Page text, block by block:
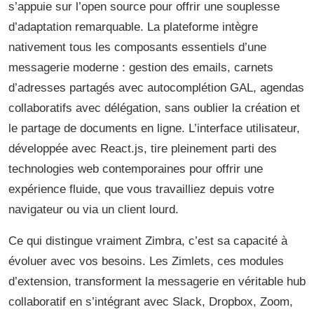
s’appuie sur l’open source pour offrir une souplesse
d’adaptation remarquable. La plateforme intègre
nativement tous les composants essentiels d’une
messagerie moderne : gestion des emails, carnets
d’adresses partagés avec autocomplétion GAL, agendas
collaboratifs avec délégation, sans oublier la création et
le partage de documents en ligne. L’interface utilisateur,
développée avec React.js, tire pleinement parti des
technologies web contemporaines pour offrir une
expérience fluide, que vous travailliez depuis votre
navigateur ou via un client lourd.
Ce qui distingue vraiment Zimbra, c’est sa capacité à
évoluer avec vos besoins. Les Zimlets, ces modules
d’extension, transforment la messagerie en véritable hub
collaboratif en s’intégrant avec Slack, Dropbox, Zoom,